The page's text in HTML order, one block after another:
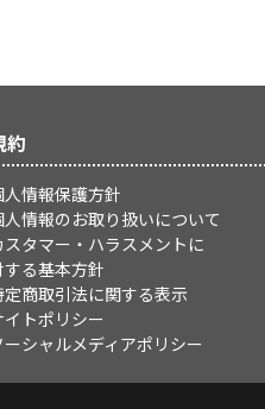
約
人情報保護方針
人情報のお取り扱いについて
スタマー・ハラスメントに
する基本方針
定商取引法に関する表示
イトポリシー
ーシャルメディアポリシー